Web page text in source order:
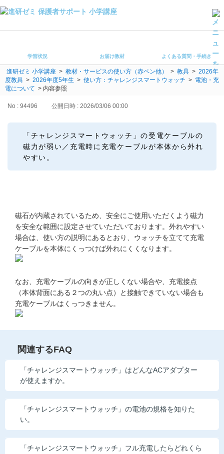
よくある質問・手続き
保護者サポート小学講座 トップ
登録情報の変更・各種お手続き
よくある質問・お問い合わせ
他の講座のよくある質問・手続きはこちら
進研ゼミ 中学講座
進研ゼミ 中学講座 中高一貫
進研ゼミ小学講座のご紹介はこちら
会員サイト(お子様用)はこちら
学習状況 お届け教材 よくある質問・手続き
進研ゼミ 小学講座 > 教材・サービスの使い方（赤ペン他） > 教具 > 2026年
度教具 > 2026年度5年生 > 使い方：チャレンジスマートウォッチ > 電池・充
電について > 内容参照
No : 94496 公開日時 : 2026/03/06 00:00
「チャレンジスマートウォッチ」の受電ケーブルの
磁力が弱い／充電時に充電ケーブルが本体から外れ
やすい。
磁石が内蔵されているため、安全にご使用いただくよう磁力
を安全な範囲に設定させていただいております。外れやすい
場合は、使い方の説明にあるとおり、ウォッチを立てて充電
ケーブルを本体にくっつけば外れにくくなります。
なお、充電ケーブルの向きが正しくない場合や、充電接点
（本体背面にある２つの丸い点）と接触できていない場合も
充電ケーブルはくっつきません。
関連するFAQ
「チャレンジスマートウォッチ」はどんなACアダプター
が使えますか。
「チャレンジスマートウォッチ」の電池の規格を知りた
い。
「チャレンジスマートウォッチ」フル充電したらどれくら